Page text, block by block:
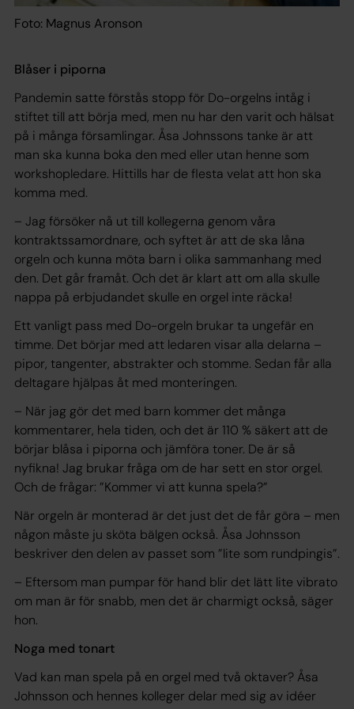
Foto: Magnus Aronson
Blåser i piporna
Pandemin satte förstås stopp för Do-orgelns intåg i
stiftet till att börja med, men nu har den varit och hälsat
på i många församlingar. Åsa Johnssons tanke är att
man ska kunna boka den med eller utan henne som
workshopledare. Hittills har de flesta velat att hon ska
komma med.
– Jag försöker nå ut till kollegerna genom våra
kontraktssamordnare, och syftet är att de ska låna
orgeln och kunna möta barn i olika sammanhang med
den. Det går framåt. Och det är klart att om alla skulle
nappa på erbjudandet skulle en orgel inte räcka!
Ett vanligt pass med Do-orgeln brukar ta ungefär en
timme. Det börjar med att ledaren visar alla delarna –
pipor, tangenter, abstrakter och stomme. Sedan får alla
deltagare hjälpas åt med monteringen.
– När jag gör det med barn kommer det många
kommentarer, hela tiden, och det är 110 % säkert att de
börjar blåsa i piporna och jämföra toner. De är så
nyfikna! Jag brukar fråga om de har sett en stor orgel.
Och de frågar: ”Kommer vi att kunna spela?”
När orgeln är monterad är det just det de får göra – men
någon måste ju sköta bälgen också. Åsa Johnsson
beskriver den delen av passet som ”lite som rundpingis”.
– Eftersom man pumpar för hand blir det lätt lite vibrato
om man är för snabb, men det är charmigt också, säger
hon.
Noga med tonart
Vad kan man spela på en orgel med två oktaver? Åsa
Johnsson och hennes kolleger delar med sig av idéer